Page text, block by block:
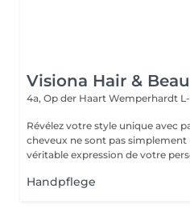
Visiona Hair &
4a, Op der Haart Wemperhardt
Révélez votre style unique avec passion et élégance ! Vos
cheveux ne sont pas
véritable expression de votre
Handpflege